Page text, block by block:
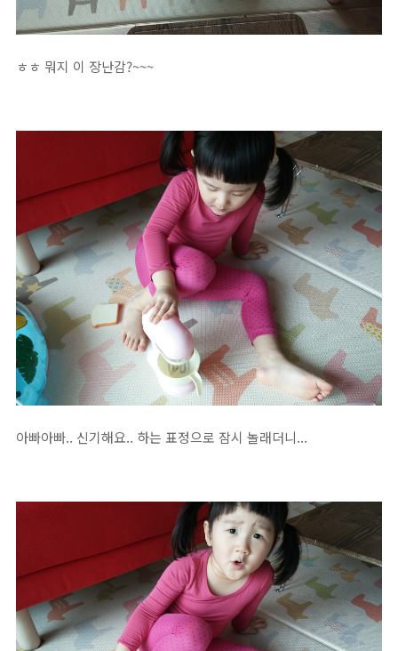
ㅎㅎ 뭐지 이 장난감?~~~
아빠아빠.. 신기해요.. 하는 표정으로 잠시 놀래더니...